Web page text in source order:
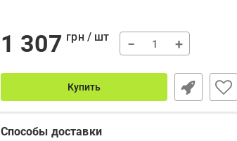
1 307 грн / шт − +
Купить
Способы доставки